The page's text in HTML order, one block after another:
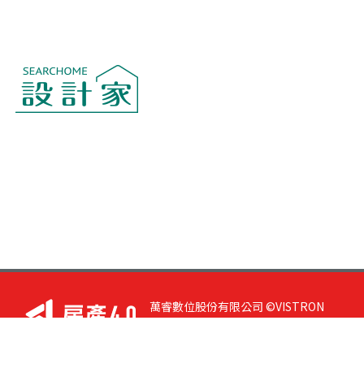
萬睿數位股份有限公司 ©VISTRON
DIGITAL All Right Reserved. 若您有任